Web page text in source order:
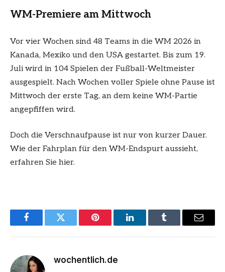
WM-Premiere am Mittwoch
Vor vier Wochen sind 48 Teams in die WM 2026 in
Kanada, Mexiko und den USA gestartet. Bis zum 19.
Juli wird in 104 Spielen der Fußball-Weltmeister
ausgespielt. Nach Wochen voller Spiele ohne Pause ist
Mittwoch der erste Tag, an dem keine WM-Partie
angepfiffen wird.
Doch die Verschnaufpause ist nur von kurzer Dauer.
Wie der Fahrplan für den WM-Endspurt aussieht,
erfahren Sie hier.
FacebookTwitter Pinterest LinkedInTumblr Email
wochentlich.de